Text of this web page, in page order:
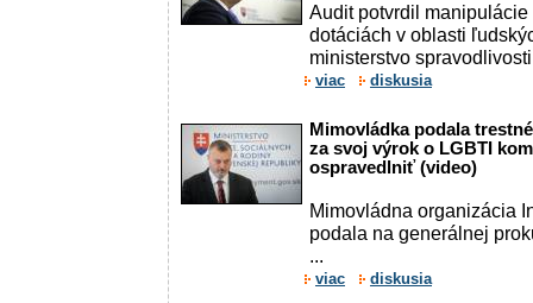
Audit potvrdil
dotáciách v oblasti
ministerstvo
viac diskusia
Mimovládka podala
za svoj výrok o LGBTI
ospravedlniť (video)
Mimovládna organizácia
podala na generálnej
...
viac diskusia